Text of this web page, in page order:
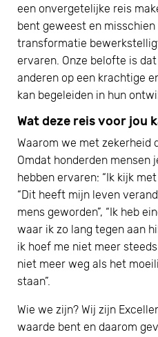
een onvergetelijke reis
bent geweest en
transformatie
ervaren. Onze belofte is
anderen op een krachtige
kan begeleiden in hun
Wat deze reis voor jou
Waarom we met zekerheid
Omdat honderden mensen
hebben ervaren: “Ik kijk
“Dit heeft mijn leven
mens geworden”, “Ik heb
waar ik zo lang tegen aan
ik hoef me niet meer steeds
niet meer weg als het
staan”.
Wie we zijn? Wij zijn
waarde bent en daarom